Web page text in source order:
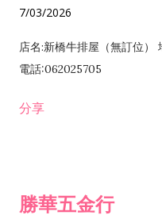
7/03/2026
店名:新橋牛排屋（無訂位）
電話:062025705
分享
勝華五金行